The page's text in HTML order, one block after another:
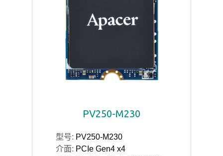
PV250-M230
型号: PV250-M230
介面: PCIe Gen4 x4